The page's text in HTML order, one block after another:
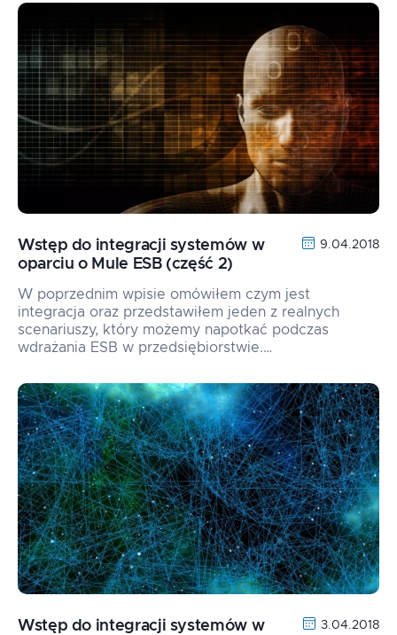
Wstęp do integracji systemów w
oparciu o Mule ESB (część 2)
9.04.2018
W poprzednim wpisie omówiłem czym jest
integracja oraz przedstawiłem jeden z realnych
scenariuszy, który możemy napotkać podczas
wdrażania ESB w przedsiębiorstwie.…
Wstęp do integracji systemów w
3.04.2018